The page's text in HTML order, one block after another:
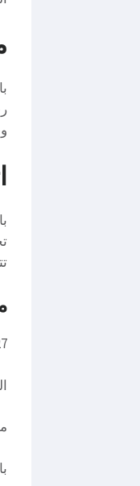
27 شارع ميدان ابن الحكم ,